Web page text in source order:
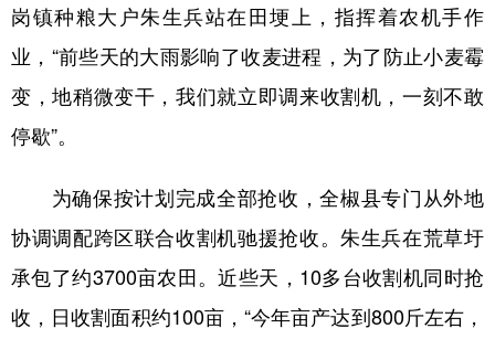
新疆 内蒙古 黑龙江
多语种频道
Русский язык 日本語 한국어
Deutsch Português
岗镇种粮大户朱生兵站在田埂上，指挥着农机手作
业，“前些天的大雨影响了收麦进程，为了防止小麦霉
变，地稍微变干，我们就立即调来收割机，一刻不敢
停歇”。
为确保按计划完成全部抢收，全椒县专门从外地
协调调配跨区联合收割机驰援抢收。朱生兵在荒草圩
承包了约3700亩农田。近些天，10多台收割机同时抢
收，日收割面积约100亩，“今年亩产达到800斤左右，